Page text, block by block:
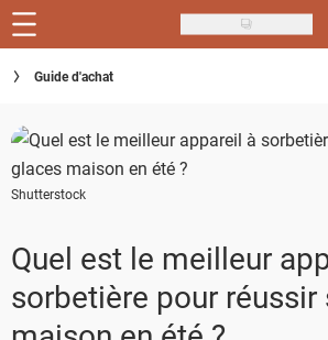
Skip
to
main
Recettes
Inspirations
Conseils
Actus
Téléchargez l'app Saveurs Recettes
Guide d'achat
Shutterstock
Quel est le meilleur
sorbetière pour réussir